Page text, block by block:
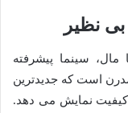
مال، سینما پیشرفته
است که جدیدترین
کیفیت نمایش می دهد.